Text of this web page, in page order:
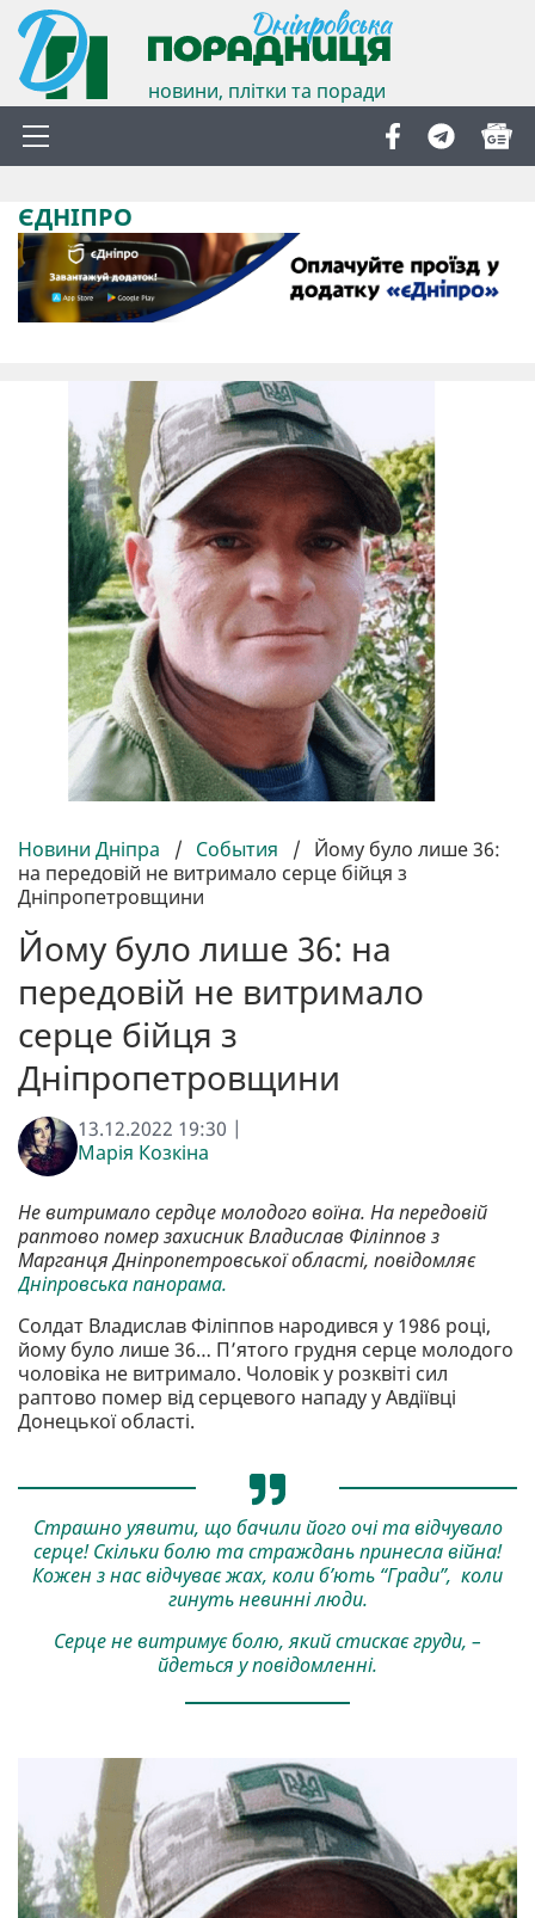
новини, плітки та поради
ЄДНІПРО
Новини Дніпра / События / Йому було лише 36:
на передовій не витримало серце бійця з
Дніпропетровщини
Йому було лише 36: на
передовій не витримало
серце бійця з
Дніпропетровщини
13.12.2022 19:30 |
Марія Козкіна
Не витримало сердце молодого воїна. На передовій
раптово помер захисник Владислав Філіппов з
Марганця Дніпропетровської області, повідомляє
Дніпровська панорама.
Солдат Владислав Філіппов народився у 1986 році,
йому було лише 36… П’ятого грудня серце молодого
чоловіка не витримало. Чоловік у розквіті сил
раптово помер від серцевого нападу у Авдіївці
Донецької області.
Страшно уявити, що бачили його очі та відчувало
серце! Скільки болю та страждань принесла війна!
Кожен з нас відчуває жах, коли б’ють “Гради”, коли
гинуть невинні люди.
Серце не витримує болю, який стискає груди, –
йдеться у повідомленні.